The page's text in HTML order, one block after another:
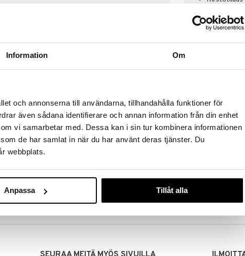
Information Om
och annonserna till användarna, tillhandahålla funktioner för
även sådana identifierare och annan information från din enhet
vi samarbetar med. Dessa kan i sin tur kombinera informationen
de har samlat in när du har använt deras tjänster. Du
webbplats.
Anpassa Tillåt alla
Pidä
Arvostele
Toivelistat
Ostamalla suuria eriä tuotteita varastoomme
voimme pitää hinnat alhaisina juuri Sinua varten!
Voit olla varma, että teet löytöjä sivuillamme.
laskulla,